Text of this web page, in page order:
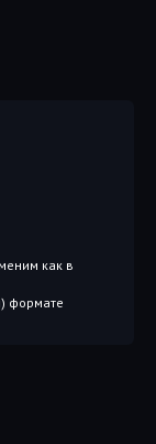
как в
формате